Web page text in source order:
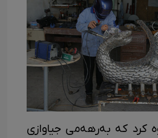
کرد کە بەرهەمی جیاوازی